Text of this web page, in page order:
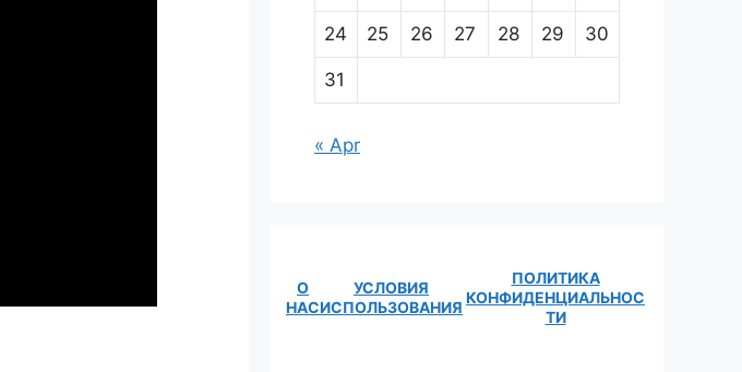
24 25 26 27 28 29 30
31
« Apr
О
НАС
УСЛОВИЯ
ИСПОЛЬЗОВАНИЯ
ПОЛИТИКА
КОНФИДЕНЦИАЛЬНОС
ТИ